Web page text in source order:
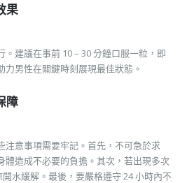
果
。建議在事前 10 – 30 分鐘口服一粒，即
男性在關鍵時刻展現最佳狀態。
障
注意事項需要牢記。首先，不可急於求
體造成不必要的負擔。其次，若出現多次
水緩解。最後，要嚴格遵守 24 小時內不